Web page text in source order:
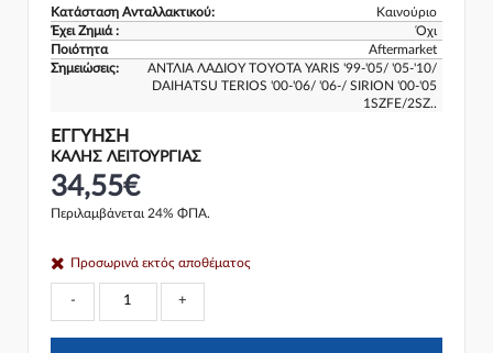
Κατάσταση Ανταλλακτικού:
Καινούριο
Έχει Ζημιά :
Όχι
Ποιότητα
Aftermarket
Σημειώσεις:
ΑΝΤΛΙΑ ΛΑΔΙΟΥ TOYOTA YARIS '99-'05/ '05-'10/
DAIHATSU TERIOS '00-'06/ '06-/ SIRION '00-'05
1SZFE/2SZ..
ΕΓΓΎΗΣΗ
ΚΑΛΗΣ ΛΕΙΤΟΥΡΓΙΑΣ
34,55€
Περιλαμβάνεται 24% ΦΠΑ.
Προσωρινά εκτός αποθέματος
- +